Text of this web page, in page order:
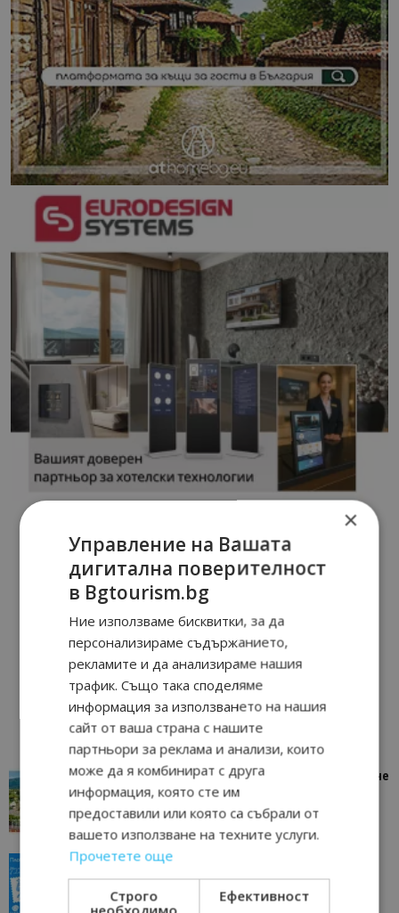
“Пощенска картичка от…”: Петрич – Изживяване
отвъд очакваното
Петрич 11/07/2026 11:22
“Пощенска картичка от…”: Пловдив, градът на
всички времена
Пловдив 23/06/2026 10:00
×
Управление на Вашата
дигитална поверителност
в Bgtourism.bg
Ние използваме бисквитки, за да
персонализираме съдържанието,
рекламите и да анализираме нашия
трафик. Също така споделяме
информация за използването на нашия
сайт от ваша страна с нашите
партньори за реклама и анализи, които
може да я комбинират с друга
информация, която сте им
предоставили или която са събрали от
вашето използване на техните услуги.
Прочетете още
Строго
необходимо
Ефективност